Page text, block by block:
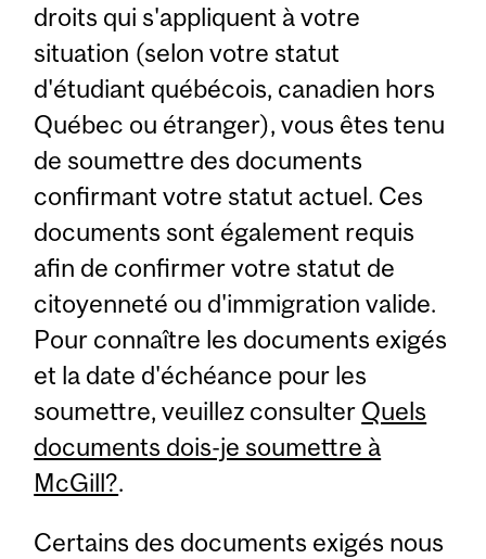
droits qui s'appliquent à votre
situation (selon votre statut
d'étudiant québécois, canadien hors
Québec ou étranger), vous êtes tenu
de soumettre des documents
confirmant votre statut actuel. Ces
documents sont également requis
afin de confirmer votre statut de
citoyenneté ou d'immigration valide.
Pour connaître les documents exigés
et la date d'échéance pour les
soumettre, veuillez consulter Quels
documents dois-je soumettre à
McGill?.
Certains des documents exigés nous